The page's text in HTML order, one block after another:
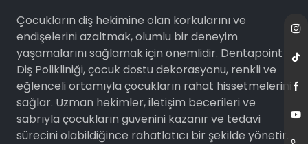
Çocukların diş hekimine olan korkularını ve
endişelerini azaltmak, olumlu bir deneyim
yaşamalarını sağlamak için önemlidir. Dentapoint
Diş Polikliniği, çocuk dostu dekorasyonu, renkli ve
eğlenceli ortamıyla çocukların rahat hissetmelerini
sağlar. Uzman hekimler, iletişim becerileri ve
sabrıyla çocukların güvenini kazanır ve tedavi
sürecini olabildiğince rahatlatıcı bir şekilde yönetir.